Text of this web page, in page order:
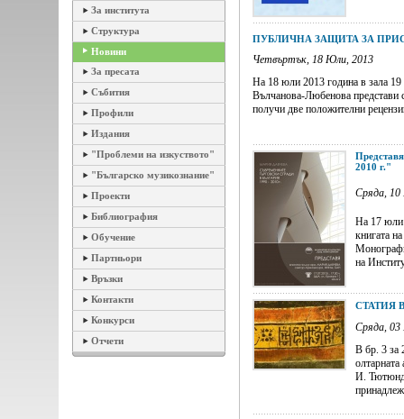
За института
Структура
Новини
За пресата
Събития
Профили
Издания
"Проблеми на изкуството"
"Българско музикознание"
Проекти
Библиография
Обучение
Партньори
Връзки
Контакти
Конкурси
Отчети
ПУБЛИЧНА ЗАЩИТА ЗА
Четвъртък, 18 Юли, 2013
На 18 юли 2013 година в зала
Вълчанова-Любенова представи
получи две положителни
2010 г."
Сряда,
На 17 юли
книгата
на
СТАТИЯ
Сряда,
В бр. 3 за
И.